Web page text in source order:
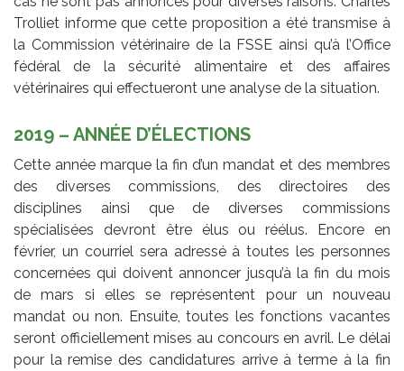
Trolliet informe que cette proposition a été transmise à
la Commission vétérinaire de la FSSE ainsi qu’à l’Office
fédéral de la sécurité alimentaire et des affaires
vétérinaires qui effectueront une analyse de la situation.
2019 – ANNÉE D’ÉLECTIONS
Cette année marque la fin d’un mandat et des membres
des diverses commissions, des directoires des
disciplines ainsi que de diverses commissions
spécialisées devront être élus ou réélus. Encore en
février, un courriel sera adressé à toutes les personnes
concernées qui doivent annoncer jusqu’à la fin du mois
de mars si elles se représentent pour un nouveau
mandat ou non. Ensuite, toutes les fonctions vacantes
seront officiellement mises au concours en avril. Le délai
pour la remise des candidatures arrive à terme à la fin